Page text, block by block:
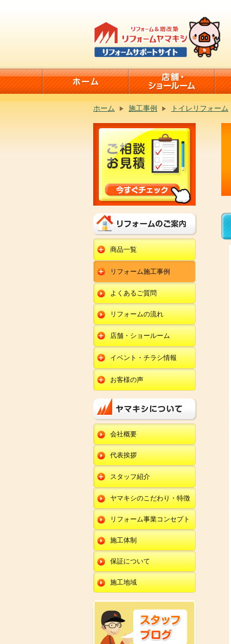
ホーム 施工事例 トイレリフォーム
商品一覧
水回りリフォーム
キッチンリフォーム
ユニットバスリフォー
ム
トイレリフォーム
洗面化粧台リフォー
ム
オール電化セット
エコキュート
給湯器
エクステリア
外壁塗装
内装リフォーム
リフォーム施工事例
キッチン
ユニットバス
トイレ
洗面化粧台
エクステリア
外壁塗装・外装工事
改装・内装リフォー
ム
修理・小工事
全面リフォーム
よくあるご質問
リフォームの流れ
店舗・ショールーム
田鶴浜店
金沢野々市店
川北店
小松店
新加賀店
金津店
朝日店
羽咋店
金沢田上店
イベント・チラシ情報
田鶴浜店
金沢野々市店
小松店
新加賀店
金津店
朝日店
羽咋店
金沢田上店
お客様の声
キッチン
ユニットバス
トイレ
洗面化粧台
オール電化・給湯器
エクステリア
外壁塗装・外壁工事
改装・内装リフォー
ム
修理・小工事
全面リフォーム
会社概要
代表挨拶
スタッフ紹介
本部
田鶴浜店
金沢野々市店
川北店
小松店
新加賀店
金津店
朝日店
羽咋店
ヤマキシのこだわり・特徴
リフォーム事業コンセプト
施工体制
保証について
施工地域